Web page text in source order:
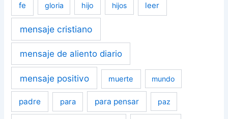
fe gloria hijo hijos leer
mensaje cristiano
mensaje de aliento diario
mensaje positivo muerte mundo
padre para para pensar paz